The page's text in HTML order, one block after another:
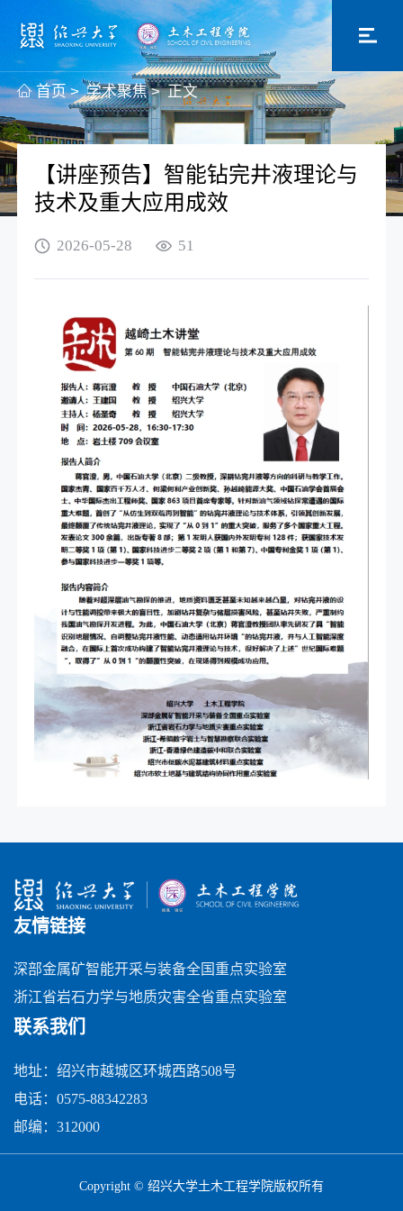
首页 > 学术聚焦 > 正文
【讲座预告】智能钻完井液理论与
技术及重大应用成效
2026-05-28 51
友情链接
深部金属矿智能开采与装备全国重点实验室
浙江省岩石力学与地质灾害全省重点实验室
联系我们
地址：绍兴市越城区环城西路508号
电话：0575-88342283
邮编：312000
Copyright © 绍兴大学土木工程学院版权所有